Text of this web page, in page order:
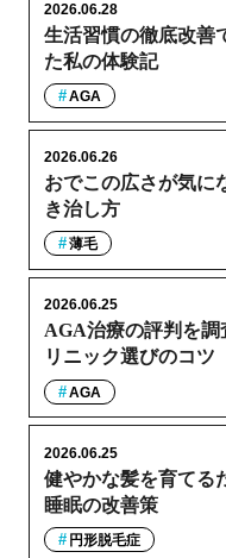
生活習慣の徹底改善
た私の体験記
2026.06.28
AGA
おでこの広さが気に
き治し方
2026.06.26
薄毛
AGA治療の評判を調
リニック選びのコツ
2026.06.25
AGA
健やかな髪を育てる
睡眠の改善策
2026.06.25
円形脱毛症